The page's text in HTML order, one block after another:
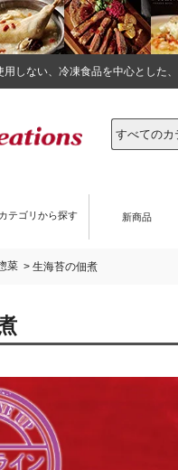
しない、冷凍食品を中心とした
カテゴリから探す 新商品
菜> 生海苔の佃煮